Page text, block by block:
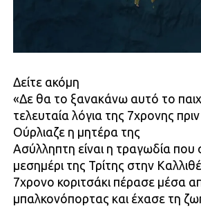
Δείτε ακόμη
«Δε θα το ξανακάνω αυτό το
τελευταία λόγια της 7χρονης
Ούρλιαζε η μητέρα της
Ασύλληπτη είναι η τραγωδία που
μεσημέρι της Τρίτης στην
7χρονο κοριτσάκι πέρασε μέσα
μπαλκονόπορτας και έχασε τη